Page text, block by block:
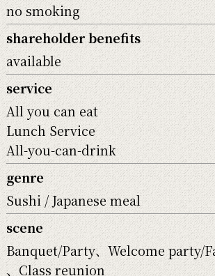
no smoking
shareholder benefits
available
service
All you can eat
Lunch Service
All-you-can-drink
genre
Sushi
Japanese meal
scene
Banquet/Party
Welcome party/
Class reunion